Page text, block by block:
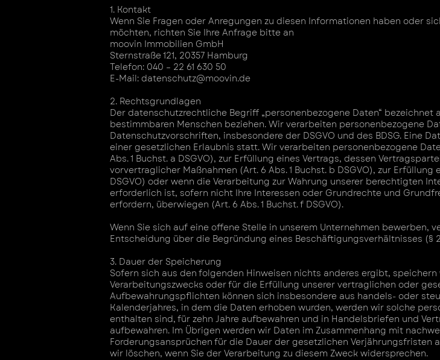
1. Kontakt
Wenn Sie Fragen oder Anregungen zu diesen Informationen haben oder
möchten, richten Sie Ihre Anfrage bitte an
moovin Immobilien GmbH
Sternstraße 121, 20357 Hamburg
Telefon: 040 – 22 61 630 50
E-Mail: datenschutz@moovin.de
2. Rechtsgrundlagen
Der datenschutzrechtliche Begriff „personenbezogene Daten“
bestimmbaren Menschen beziehen. Wir verarbeiten personenbezogene
Datenschutzvorschriften, insbesondere der DSGVO und des BDSG. Eine
einer gesetzlichen Erlaubnis statt. Wir verarbeiten personenbezogene
Abs. 1 Buchst. a DSGVO), zur Erfüllung eines Vertrags, dessen
vorvertraglicher Maßnahmen (Art. 6 Abs. 1 Buchst. b DSGVO), zur
DSGVO) oder wenn die Verarbeitung zur Wahrung unserer berechtigten
erforderlich ist, sofern nicht Ihre Interessen oder Grundrechte und
erfordern, überwiegen (Art. 6 Abs. 1 Buchst. f DSGVO).
Wenn Sie sich auf eine offene Stelle in unserem Unternehmen bewerben,
Entscheidung über die Begründung eines Beschäftigungsverhältnisses (§ 26
3. Dauer der Speicherung
Sofern sich aus den folgenden Hinweisen nichts anderes ergibt,
Verarbeitungszwecks oder für die Erfüllung unserer vertraglichen oder
Aufbewahrungspflichten können sich insbesondere aus handels- oder
Kalenderjahres, in dem die Daten erhoben wurden, werden wir solche
enthalten sind, für zehn Jahre aufbewahren und in Handelsbriefen und
aufbewahren. Im Übrigen werden wir Daten im Zusammenhang mit
Forderungsansprüchen für die Dauer der gesetzlichen Verjährungsfristen
wir löschen, wenn Sie der Verarbeitung zu diesem Zweck widersprechen.